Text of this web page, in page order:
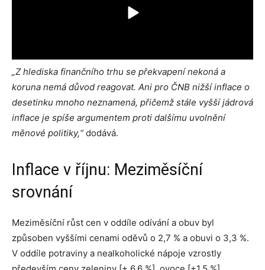
„Z hlediska finančního trhu se překvapení nekoná a
koruna nemá důvod reagovat. Ani pro ČNB nižší inflace o
desetinku mnoho neznamená, přičemž stále vyšší jádrová
inflace je spíše argumentem proti dalšímu uvolnění
měnové politiky,“dodává.
Inflace v říjnu: Meziměsíční
srovnání
Meziměsíční růst cen v oddíle odívání a obuv byl
způsoben vyššími cenami oděvů o 2,7 % a obuvi o 3,3 %.
V oddíle potraviny a nealkoholické nápoje vzrostly